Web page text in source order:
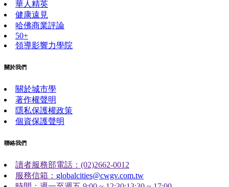
華人精英
健康遠見
哈佛商業評論
50+
領導影響力學院
關於我們
關於城市學
著作權聲明
隱私保護權政策
個資保護聲明
聯絡我們
讀者服務部電話：(02)2662-0012
服務信箱： globalcities@cwgv.com.tw